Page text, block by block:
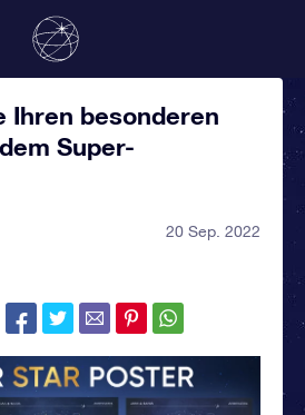
Ihren besonderen
Super-
20 Sep. 2022